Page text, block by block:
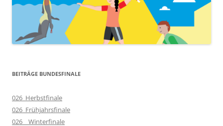
BEITRÄGE BUNDESFINALE
026_Herbstfinale
026_Frühjahrsfinale
026__Winterfinale